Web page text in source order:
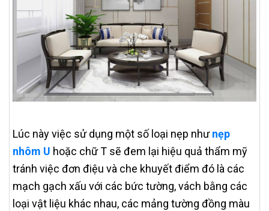
Lúc này việc sử dụng một số loại nẹp nhưnẹp
nhôm U hoặc chữ T sẽ đem lại hiệu quả thẩm mỹ
tránh việc đơn điệu và che khuyết điểm đó là các
mạch gạch xấu với các bức tường, vách bằng các
loại vật liệu khác nhau, các mảng tường đồng màu